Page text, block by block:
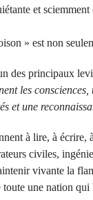
et
» est non
des principaux
les
et une
à lire, à écrire,
civiles,
vivante la
une nation